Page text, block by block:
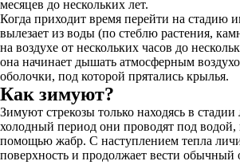
месяцев до нескольких лет.
Когда приходит время перейти на стадию
вылезает из воды (по стеблю растения,
на воздухе от нескольких часов до
она начинает дышать атмосферным
оболочки, под которой прятались крылья.
Как зимуют?
Зимуют стрекозы только находясь в
холодный период они проводят под водой,
помощью жабр. С наступлением тепла
поверхность и продолжает вести обычный